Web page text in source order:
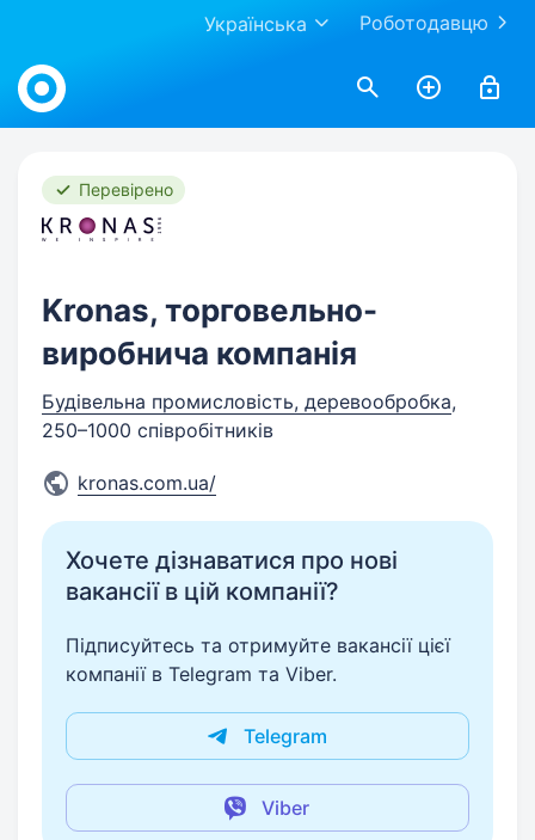
Роботодавцю
Українська
Work.ua
Перевірено
Kronas, торговельно-
виробнича компанія
Будівельна промисловість, деревообробка,
250–1000 співробітників
kronas.com.ua/
Хочете дізнаватися про нові
вакансії в цій компанії?
Підписуйтесь та отримуйте вакансії цієї
компанії в Telegram та Viber.
Telegram
Viber